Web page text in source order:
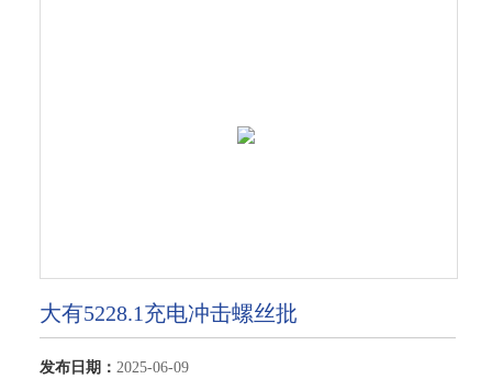
大有5228.1充电冲击螺丝批
发布日期： 2025-06-09